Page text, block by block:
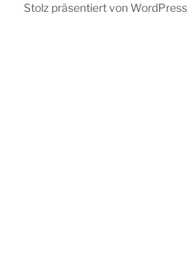
Stolz präsentiert von WordPress